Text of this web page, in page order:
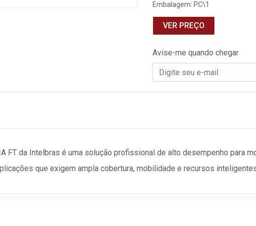
Embalagem: PC\1
VER PREÇO
Avise-me quando chegar
FT da Intelbras é uma solução profissional de alto desempenho para
que exigem ampla cobertura, mobilidade e recursos